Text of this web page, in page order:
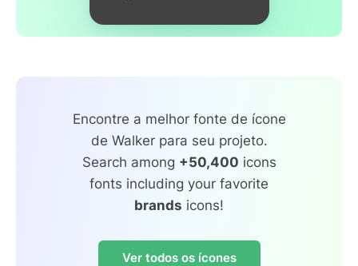
Encontre a melhor fonte de ícone
de Walker para seu projeto.
Search among +50,400 icons
fonts including your favorite
brands icons!
Ver todos os ícones